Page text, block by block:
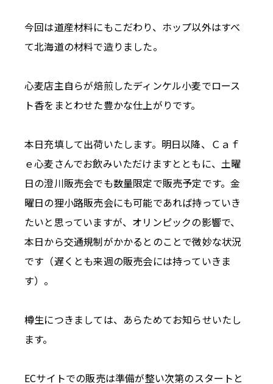
今回は道産材料にもこだわり、ホップ以外はすべ
て北海道の材料で造りました。
心麦店主自らが焙煎したディンケル小麦でロース
ト香をまとわせた豊かな仕上がりです。
本日充填して出荷いたします。明日以降、Ｃａｆ
ｅ心麦さんでお飲みいただけますとともに、土曜
日の澄川販売会でも数量限定で販売予定です。金
曜日の狸小路販売会にも可能であれば持っていき
たいと思っていますが、オリンピックの影響で、
本日から交通規制がかかるとのことで微妙な状況
です（遅くとも来週の販売会には持っていきま
す）。
樽生につきましては、あらためてお知らせいたし
ます。
ECサイトでの販売は準備が整い次第のスタートと